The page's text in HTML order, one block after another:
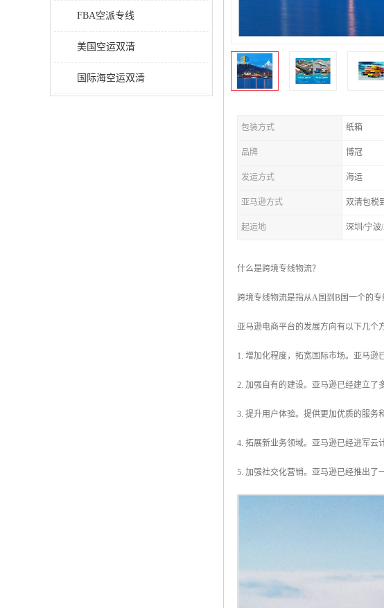
FBA空派专线
美国空运双清
国际海空运双清
包装方式 纸箱
品牌 博冠
发运方式 海运
亚马逊方式 双清包税
起运地 深圳/宁波
什么是跨境专线物流？
跨境专线物流是指从A国到B国一个的
亚马逊电商平台的发展方向有以下几个
1. 增加化程度，拓宽国际市场。亚马逊
2. 加强自有的建设。亚马逊已经建立了
3. 提升用户体验。提供更加优质的服务
4. 拓展新业务领域。亚马逊已经进军云
5. 加强社交化营销。亚马逊已经推出了